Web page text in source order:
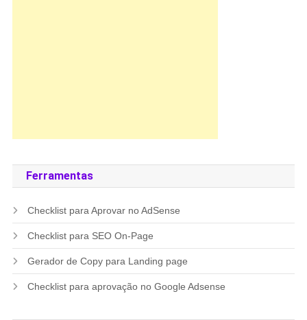
Ferramentas
Checklist para Aprovar no AdSense
Checklist para SEO On-Page
Gerador de Copy para Landing page
Checklist para aprovação no Google Adsense